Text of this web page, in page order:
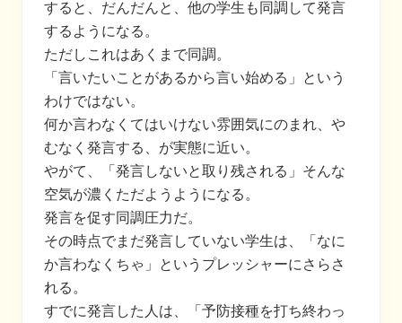
すると、だんだんと、他の学生も同調して発言
するようになる。
ただしこれはあくまで同調。
「言いたいことがあるから言い始める」という
わけではない。
何か言わなくてはいけない雰囲気にのまれ、や
むなく発言する、が実態に近い。
やがて、「発言しないと取り残される」そんな
空気が濃くただようようになる。
発言を促す同調圧力だ。
その時点でまだ発言していない学生は、「なに
か言わなくちゃ」というプレッシャーにさらさ
れる。
すでに発言した人は、「予防接種を打ち終わっ